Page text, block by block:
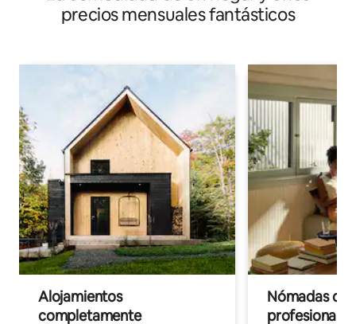
precios mensuales fantásticos
Alojamientos
completamente
Nómadas